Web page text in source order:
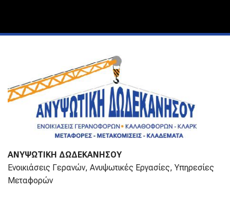
ΑΝΥΨΩΤΙΚΗ ΔΩΔΕΚΑΝΗΣΟΥ
Ενοικιάσεις Γερανών, Ανυψωτικές Εργασίες, Υπηρεσίες
Μεταφορών